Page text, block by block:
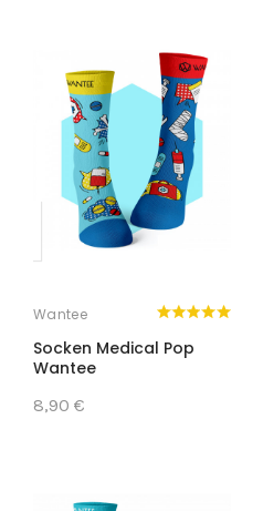
Wantee
Socken Medical Pop
Wantee
8,90 €